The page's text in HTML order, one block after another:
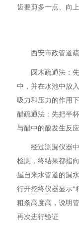
齿要剪多一点、向上
西安市政管道
圆木疏通法：
中，并在水池中放
吸力和压力的作用
醋疏通法：先把半
与醋中的酸发生反
经过测漏仪器
检测，终结果都指
屋自来水管道的漏
行开挖终仪器显示“
粗条高度高，说明
再次进行验证